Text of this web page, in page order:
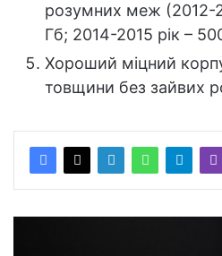
розумних меж (2012-
Гб; 2014-2015 рік –
Хороший міцний
товщини без зайвих